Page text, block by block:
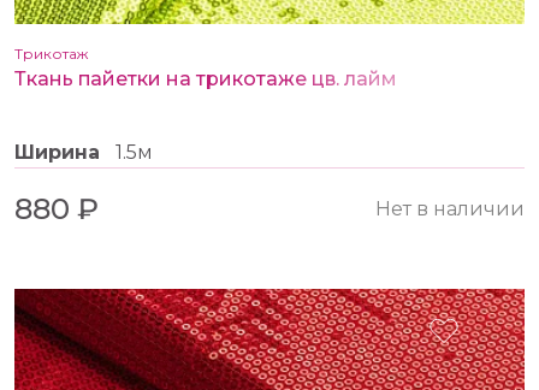
Трикотаж
Ткань пайетки на трикотаже цв. лайм
Ширина 1.5м
880 ₽ Нет в наличии